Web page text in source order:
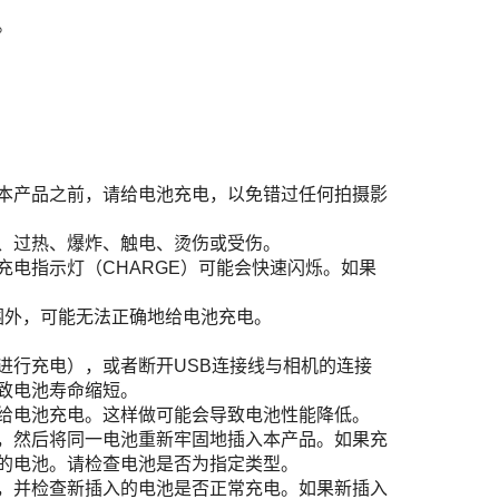
产品之前，请给电池充电，以免错过任何拍摄影
热、爆炸、触电、烫伤或受伤。
电指示灯（CHARGE）可能会快速闪烁。如果
，可能无法正确地给电池充电。
行充电），或者断开USB连接线与相机的连接
电池寿命缩短。
池充电。这样做可能会导致电池性能降低。
然后将同一电池重新牢固地插入本产品。如果充
池。请检查电池是否为指定类型。
并检查新插入的电池是否正常充电。如果新插入